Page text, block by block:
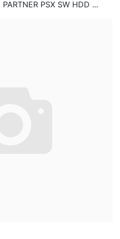
PSX SW HDD ...